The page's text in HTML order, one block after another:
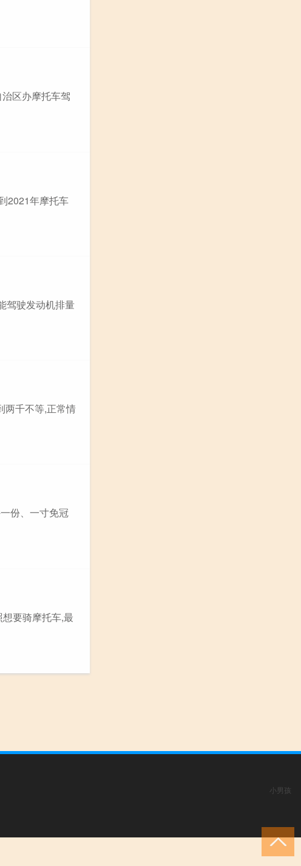
区办摩托车驾
2021年摩托车
驾驶发动机排量
两千不等,正常情
份、一寸免冠
要骑摩托车,最
小男孩